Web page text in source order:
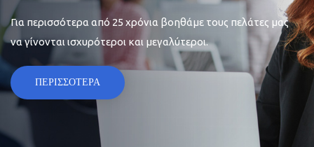
Για περισσότερα από 25 χρόνια βοηθάμε τους πελάτες μας
να γίνονται ισχυρότεροι και μεγαλύτεροι.
ΠΕΡΙΣΣΟΤΕΡΑ